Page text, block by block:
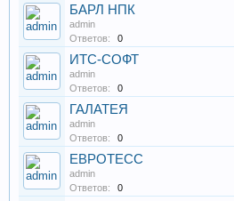
БАРЛ НПК
admin
Ответов:
0
ИТС-СОФТ
admin
Ответов:
0
ГАЛАТЕЯ
admin
Ответов:
0
ЕВРОТЕСС
admin
Ответов:
0